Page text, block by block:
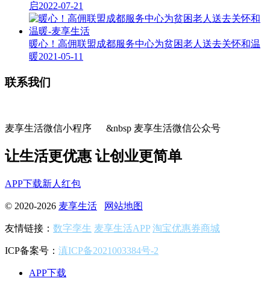
启2022-07-21
暖心！高佣联盟成都服务中心为贫困老人送去关怀和温
暖2021-05-11
联系我们
麦享生活微信小程序 &nbsp 麦享生活微信公众号
让生活更优惠 让创业更简单
APP下载新人红包
© 2020-2026 麦享生活 网站地图
友情链接： 数字孪生 麦享生活APP 淘宝优惠券商城
ICP备案号： 滇ICP备2021003384号-2
APP下载